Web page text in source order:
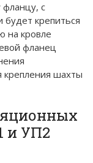
фланцу, с
крепиться
на кровле
фланец
крепления шахты
и УП2